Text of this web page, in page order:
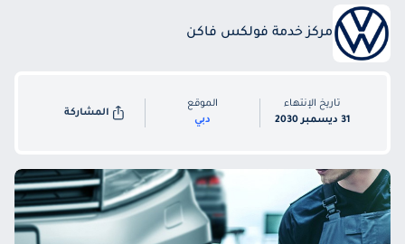
مركز خدمة فولكس فاكن
تاريخ الإنتهاء
31 ديسمبر 2030
الموقع
دبي
المشاركة